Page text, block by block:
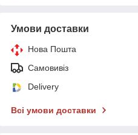
Умови доставки
Нова Пошта
Самовивіз
Delivery
Всі умови доставки